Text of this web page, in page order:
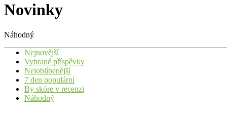
Novinky
Náhodný
Nejnovější
Vybrané příspěvky
Nejoblíbenější
7 den populární
By skóre v recenzi
Náhodný